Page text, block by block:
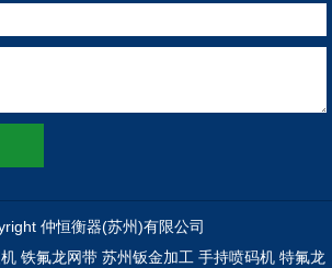
仲恒衡器(苏州)有限公司
铁氟龙网带 苏州钣金加工 手持喷码机 特氟龙